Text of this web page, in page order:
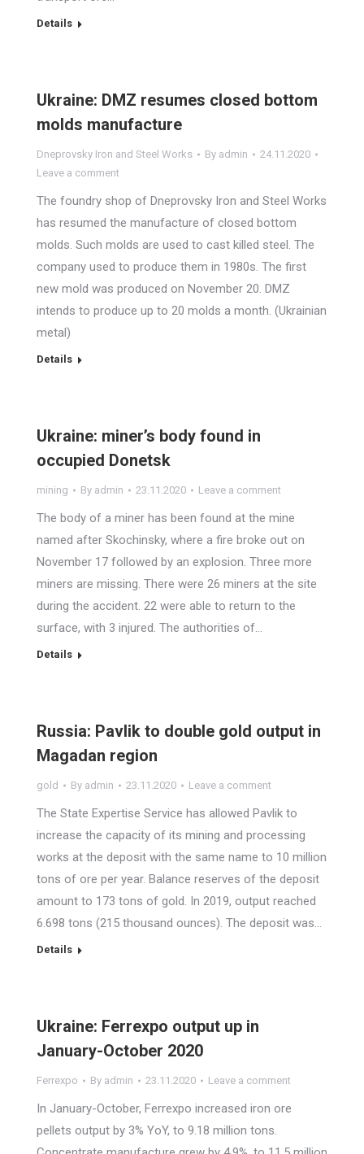
Details
Ukraine: DMZ resumes closed bottom
molds manufacture
Dneprovsky Iron and Steel Works By admin
24.11.2020
Leave a comment
The foundry shop of Dneprovsky Iron and Steel Works
has resumed the manufacture of closed bottom
molds. Such molds are used to cast killed steel. The
company used to produce them in 1980s. The first
new mold was produced on November 20. DMZ
intends to produce up to 20 molds a month. (Ukrainian
metal)
Details
Ukraine: miner’s body found in
occupied Donetsk
mining By admin 23.11.2020 Leave a comment
The body of a miner has been found at the mine
named after Skochinsky, where a fire broke out on
November 17 followed by an explosion. Three more
miners are missing. There were 26 miners at the site
during the accident. 22 were able to return to the
surface, with 3 injured. The authorities of…
Details
Russia: Pavlik to double gold output in
Magadan region
gold By admin 23.11.2020 Leave a comment
The State Expertise Service has allowed Pavlik to
increase the capacity of its mining and processing
works at the deposit with the same name to 10 million
tons of ore per year. Balance reserves of the deposit
amount to 173 tons of gold. In 2019, output reached
6.698 tons (215 thousand ounces). The deposit was…
Details
Ukraine: Ferrexpo output up in
January-October 2020
Ferrexpo By admin 23.11.2020 Leave a comment
In January-October, Ferrexpo increased iron ore
pellets output by 3% YoY, to 9.18 million tons.